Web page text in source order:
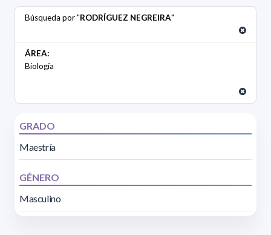
Búsqueda por "RODRÍGUEZ NEGREIRA"
ÁREA:
Biología
GRADO
Maestría
GÉNERO
Masculino